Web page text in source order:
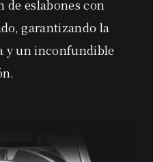
de eslabones con
garantizando la
y un inconfundible